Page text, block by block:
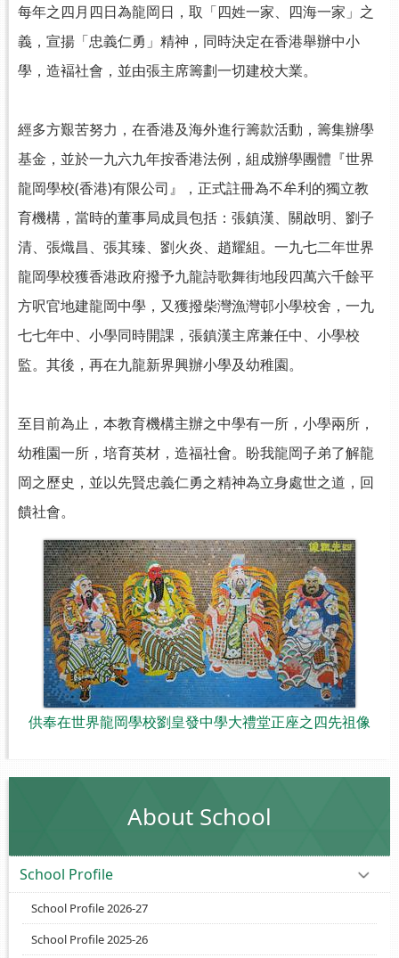
每年之四月四日為龍岡日，取「四姓一家、四海一家」之
義，宣揚「忠義仁勇」精神，同時決定在香港舉辦中小
學，造褔社會，並由張主席籌劃一切建校大業。
經多方艱苦努力，在香港及海外進行籌款活動，籌集辦學
基金，並於一九六九年按香港法例，組成辦學團體『世界
龍岡學校(香港)有限公司』，正式註冊為不牟利的獨立教
育機構，當時的董事局成員包括：張鎮漢、關啟明、劉子
清、張熾昌、張其臻、劉火炎、趙耀組。一九七二年世界
龍岡學校獲香港政府撥予九龍詩歌舞街地段四萬六千餘平
方呎官地建龍岡中學，又獲撥柴灣漁灣邨小學校舍，一九
七七年中、小學同時開課，張鎮漢主席兼任中、小學校
監。其後，再在九龍新界興辦小學及幼稚園。
至目前為止，本教育機構主辦之中學有一所，小學兩所，
幼稚園一所，培育英材，造福社會。盼我龍岡子弟了解龍
岡之歷史，並以先賢忠義仁勇之精神為立身處世之道，回
饋社會。
供奉在世界龍岡學校劉皇發中學大禮堂正座之四先祖像
About School
School Profile
School Profile 2026-27
School Profile 2025-26